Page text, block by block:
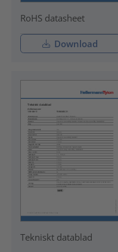
RoHS datasheet
Download
Tekniskt datablad